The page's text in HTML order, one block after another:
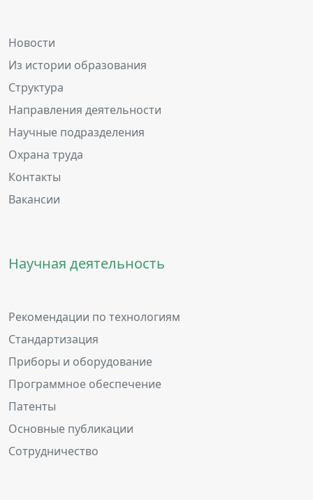
Новости
Из истории образования
Структура
Направления деятельности
Научные подразделения
Охрана труда
Контакты
Вакансии
Научная деятельность
Рекомендации по технологиям
Стандартизация
Приборы и оборудование
Программное обеспечение
Патенты
Основные публикации
Сотрудничество